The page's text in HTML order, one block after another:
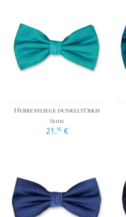
Herrenfliege dunkeltürkis
Seide
21.95 €